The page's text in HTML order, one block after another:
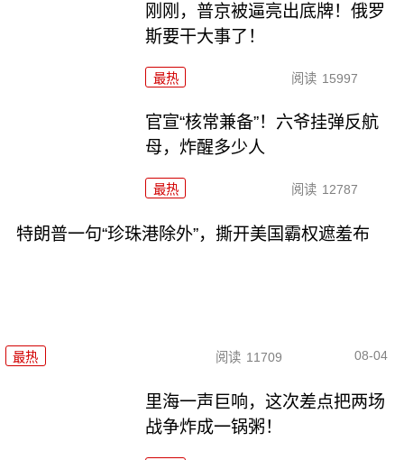
刚刚，普京被逼亮出底牌！俄罗
斯要干大事了！
最热 阅读 15997
官宣“核常兼备”！六爷挂弹反航
母，炸醒多少人
最热 阅读 12787
特朗普一句“珍珠港除外”，撕开美国霸权遮羞布
最热 阅读 11709 08-04
里海一声巨响，这次差点把两场
战争炸成一锅粥！